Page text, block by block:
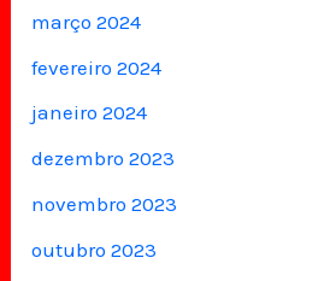
março 2024
fevereiro 2024
janeiro 2024
dezembro 2023
novembro 2023
outubro 2023